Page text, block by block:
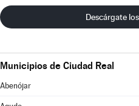
Descárgate
Municipios de Ciudad Real
Abenójar